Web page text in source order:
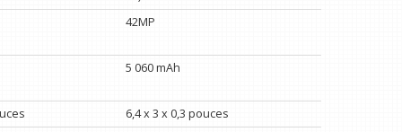
42MP
5 060 mAh
6,4 x 3 x 0,3 pouces